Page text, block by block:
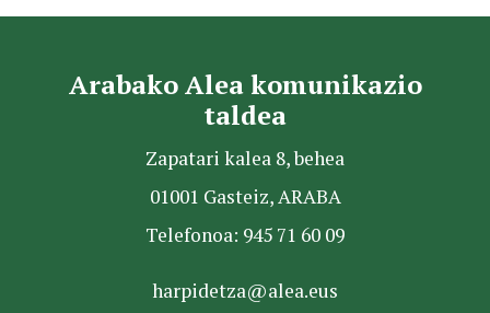
Arabako Alea komunikazio
taldea
Zapatari kalea 8, behea
01001 Gasteiz, ARABA
Telefonoa: 945 71 60 09
harpidetza@alea.eus